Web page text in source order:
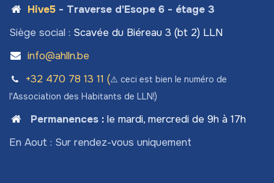
Hive5- Traverse d'Esope 6 - étage 3
Siège social : Scavée du Biéreau 3 (bt 2) LLN
info@ahlln.be
+32 470 78​ 13 11 (⚠️ ceci est bien le numéro de
l'Association des Habitants de LLN!)
Permanences: le mardi, mercredi de 9h à 17h
En Aout : Sur rendez-vous uniquement